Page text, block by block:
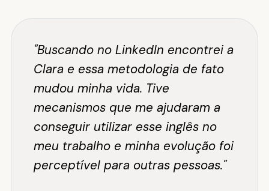
"Buscando no LinkedIn encontrei a
Clara e essa metodologia de fato
mudou minha vida. Tive
mecanismos que me ajudaram a
conseguir utilizar esse inglês no
meu trabalho e minha evolução foi
perceptível para outras pessoas."